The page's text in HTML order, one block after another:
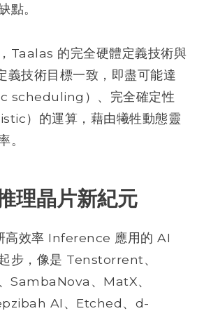
點。
Taalas 的完全硬體定義技術與
義技術目標一致，即盡可能達
scheduling）、完全確定性
）的運算，藉由犧牲動態靈
。
理晶片新紀元
高效率 Inference 應用的 AI
步，像是 Tenstorrent、
SambaNova、MatX、
AI、Etched、d-